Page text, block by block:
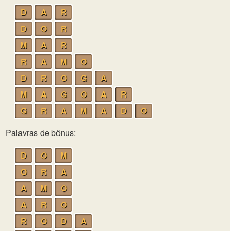
D
A
R
D
O
R
M
A
R
R
A M
O
D
R O G
A
M
A G O A
R
G
R A M A D
O
Palavras de bônus:
D
O
M
O
R
A
A
M
O
A
R
O
R
O D
A